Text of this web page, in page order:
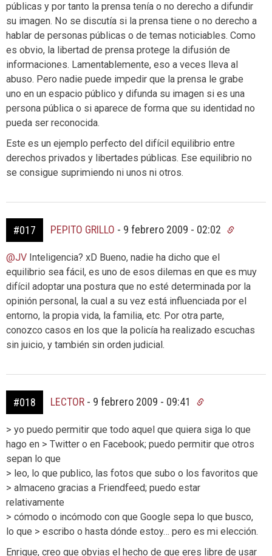
públicas y por tanto la prensa tenía o no derecho a difundir
su imagen. No se discutía si la prensa tiene o no derecho a
hablar de personas públicas o de temas noticiables. Como
es obvio, la libertad de prensa protege la difusión de
informaciones. Lamentablemente, eso a veces lleva al
abuso. Pero nadie puede impedir que la prensa le grabe
uno en un espacio público y difunda su imagen si es una
persona pública o si aparece de forma que su identidad no
pueda ser reconocida.
Este es un ejemplo perfecto del difícil equilibrio entre
derechos privados y libertades públicas. Ese equilibrio no
se consigue suprimiendo ni unos ni otros.
#017 PEPITO GRILLO - 9 febrero 2009 - 02:02
@JV Inteligencia? xD Bueno, nadie ha dicho que el
equilibrio sea fácil, es uno de esos dilemas en que es muy
difícil adoptar una postura que no esté determinada por la
opinión personal, la cual a su vez está influenciada por el
entorno, la propia vida, la familia, etc. Por otra parte,
conozco casos en los que la policía ha realizado escuchas
sin juicio, y también sin orden judicial.
#018 LECTOR - 9 febrero 2009 - 09:41
> yo puedo permitir que todo aquel que quiera siga lo que
hago en > Twitter o en Facebook; puedo permitir que otros
sepan lo que
> leo, lo que publico, las fotos que subo o los favoritos que
> almaceno gracias a Friendfeed; puedo estar
relativamente
> cómodo o incómodo con que Google sepa lo que busco,
lo que > escribo o hasta dónde estoy… pero es mi elección.
Enrique, creo que obvias el hecho de que eres libre de usar